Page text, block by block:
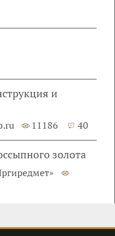
и
11186 40
золота